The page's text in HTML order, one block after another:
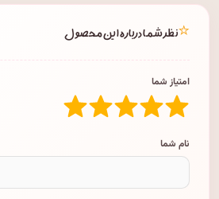
⭐نظر شما درباره این محصول
امتیاز شما
نام شما